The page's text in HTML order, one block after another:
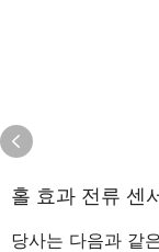
홀 효과 전류 센
당사는 다음과 같